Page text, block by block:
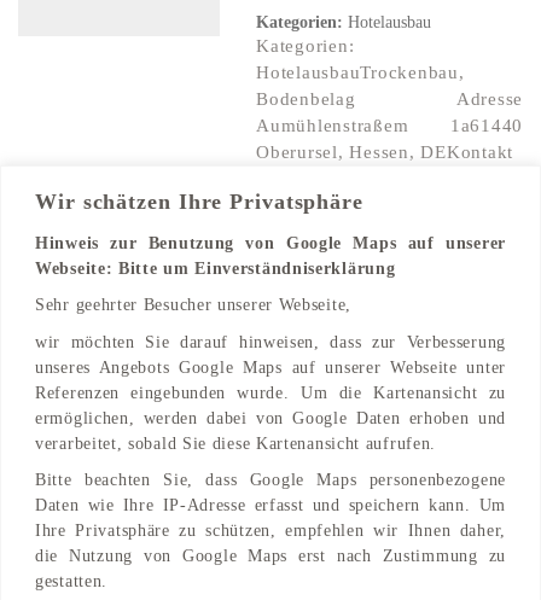
Wir schätzen Ihre Privatsphäre
Hinweis zur Benutzung von Google Maps auf unserer
Webseite: Bitte um Einverständniserklärung
Sehr geehrter Besucher unserer Webseite,
wir möchten Sie darauf hinweisen, dass zur Verbesserung
unseres Angebots Google Maps auf unserer Webseite unter
Referenzen eingebunden wurde. Um die Kartenansicht zu
ermöglichen, werden dabei von Google Daten erhoben und
verarbeitet, sobald Sie diese Kartenansicht aufrufen.
Bitte beachten Sie, dass Google Maps personenbezogene
Daten wie Ihre IP-Adresse erfasst und speichern kann. Um
Ihre Privatsphäre zu schützen, empfehlen wir Ihnen daher,
die Nutzung von Google Maps erst nach Zustimmung zu
gestatten.
Kategorien:Hotelausbau
Kategorien:
HotelausbauTrockenbau,
Bodenbelag Adresse
Aumühlenstraßem 1a61440
Oberursel, Hessen, DEKontakt
Adresse
61440 Oberursel, Hessen, DE
Februar 12, 2021
Radisson Bluin
Hannover
Kategorien:Hotelausbau